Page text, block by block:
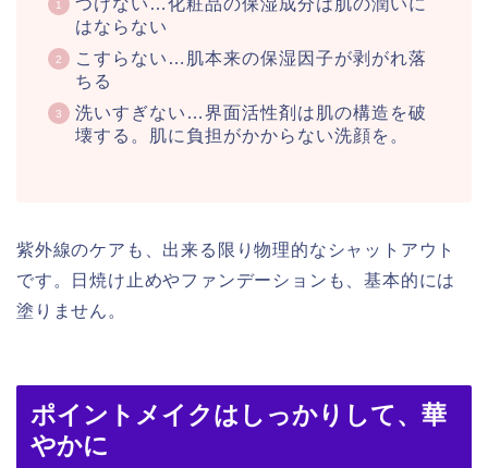
はならない
こすらない…肌本来の保湿因子が剥がれ落
ちる
洗いすぎない…界面活性剤は肌の構造を破
壊する。肌に負担がかからない洗顔を。
紫外線のケアも、出来る限り物理的なシャットアウト
です。日焼け止めやファンデーションも、基本的には
塗りません。
ポイントメイクはしっかりして、華
やかに